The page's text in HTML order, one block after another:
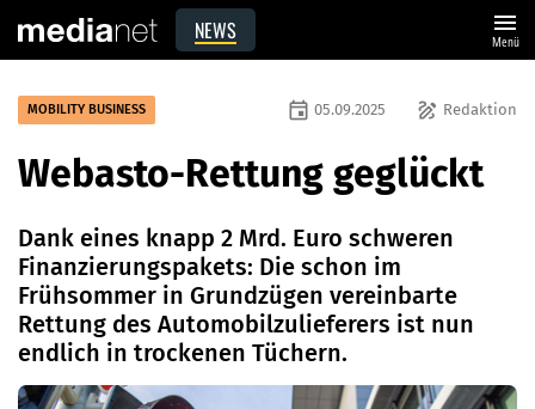
NEWS menu
Menü
MOBILITY BUSINESS draw Redaktion
event 05.09.2025
Webasto-Rettung geglückt
Dank eines knapp 2 Mrd. Euro schweren
Finanzierungspakets: Die schon im
Frühsommer in Grundzügen vereinbarte
Rettung des Automobilzulieferers ist nun
endlich in trockenen Tüchern.